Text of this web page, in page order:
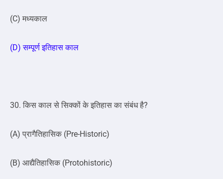
(C) मध्यकाल
(D) सम्पूर्ण इतिहास काल
30. किस काल से सिक्कों के इतिहास का संबंध है?
(A) प्रागैतिहासिक (Pre-Historic)
(B) आद्यैतिहासिक (Protohistoric)